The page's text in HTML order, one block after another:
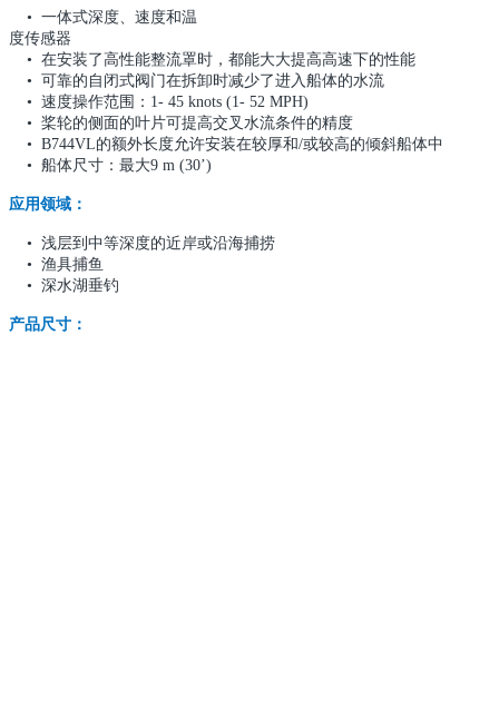
• 一体式深度、速度和温
度传感器
• 在安装了高性能整流罩时，都能大大提高高速下的性能
• 可靠的自闭式阀门在拆卸时减少了进入船体的水流
• 速度操作范围：1- 45 knots (1- 52 MPH)
• 桨轮的侧面的叶片可提高交叉水流条件的精度
• B744VL的额外长度允许安装在较厚和/或较高的倾斜船体中
• 船体尺寸：最大9 m (30’)
应用领域：
• 浅层到中等深度的近岸或沿海捕捞
• 渔具捕鱼
• 深水湖垂钓
产品尺寸：